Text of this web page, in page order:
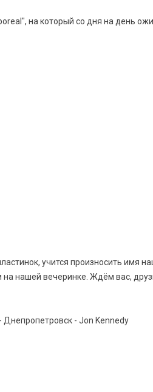
на который со дня на день
учится произносить имя
нашей вечеринке. Ждём вас,